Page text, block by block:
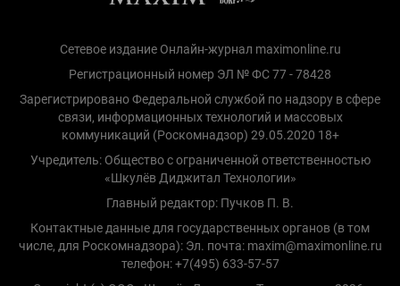
Сетевое издание Онлайн-журнал maximonline.ru
Регистрационный номер ЭЛ № ФС 77 - 78428
Зарегистрировано Федеральной службой по надзору в сфере
связи, информационных технологий и массовых
коммуникаций (Роскомнадзор) 29.05.2020 18+
Учредитель: Общество с ограниченной ответственностью
«Шкулёв Диджитал Технологии»
Главный редактор: Пучков П. В.
Контактные данные для государственных органов (в том
числе, для Роскомнадзора): Эл. почта: maxim@maximonline.ru
телефон: +7(495) 633-57-57